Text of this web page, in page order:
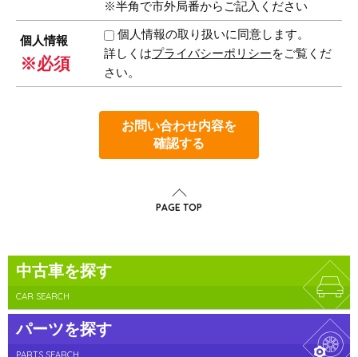
※半角で市外局番からご記入ください
個人情報
※必須
個人情報の取り扱いに同意します。
詳しくはプライバシーポリシーをご覧くだ
さい。
お問い合わせ内容を
確認する
PAGE TOP
中古車を探す
CAR SEARCH
パーツを探す
PARTS SEARCH